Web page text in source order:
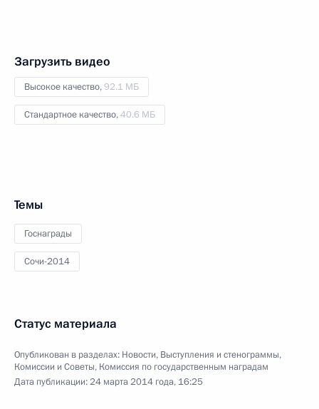
Загрузить видео
Высокое качество,92.1 МБ
Стандартное качество,40.6 МБ
Темы
Госнаграды
Сочи-2014
Статус материала
Опубликован в разделах: Новости, Выступления и стенограммы,
Комиссии и Советы, Комиссия по государственным наградам
Дата публикации:24 марта 2014 года, 16:25